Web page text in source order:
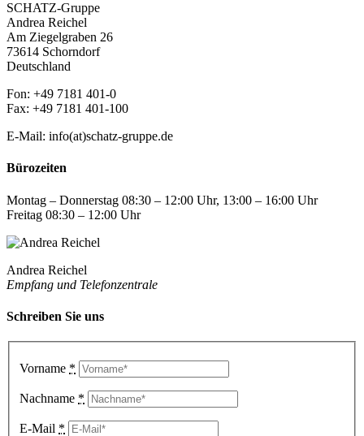
SCHATZ-Gruppe
Andrea Reichel
Am Ziegelgraben 26
73614 Schorndorf
Deutschland
Fon: +49 7181 401-0
Fax: +49 7181 401-100
E-Mail: info(at)schatz-gruppe.de
Bürozeiten
Montag – Donnerstag 08:30 – 12:00 Uhr, 13:00 – 16:00 Uhr
Freitag 08:30 – 12:00 Uhr
Andrea Reichel
Empfang und Telefonzentrale
Schreiben Sie uns
Vorname *
Nachname *
E-Mail *